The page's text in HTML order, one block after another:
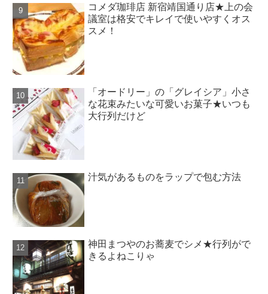
コメダ珈琲店 新宿靖国通り店★上の会
議室は格安でキレイで使いやすくオス
スメ！
「オードリー」の「グレイシア」小さ
な花束みたいな可愛いお菓子★いつも
大行列だけど
汁気があるものをラップで包む方法
神田まつやのお蕎麦でシメ★行列がで
きるよねこりゃ